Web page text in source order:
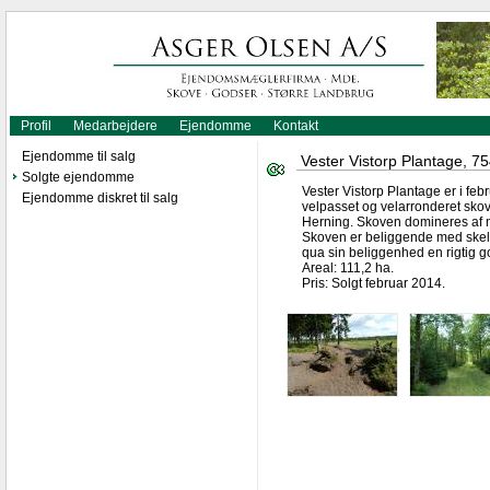
Profil Medarbejdere Ejendomme
Kontakt
Ejendomme til salg
Solgte ejendomme
Ejendomme diskret til salg
Vester Vistorp Plantage,
Vester Vistorp Plantage er i
velpasset og velarronderet
Herning. Skoven domineres
Skoven er beliggende med
qua sin beliggenhed en rigtig
Areal: 111,2 ha.
Pris: Solgt februar 2014.